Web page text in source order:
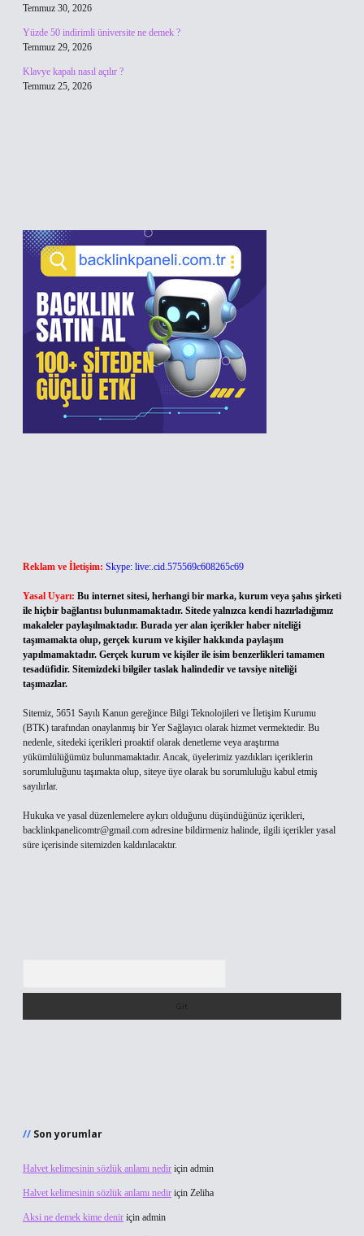
Temmuz 30, 2026
Yüzde 50 indirimli üniversite ne demek ?
Temmuz 29, 2026
Klavye kapalı nasıl açılır ?
Temmuz 25, 2026
Reklam ve İletişim: Skype: live:.cid.575569c608265c69
Yasal Uyarı: Bu internet sitesi, herhangi bir marka, kurum veya şahıs şirketi
ile hiçbir bağlantısı bulunmamaktadır. Sitede yalnızca kendi hazırladığımız
makaleler paylaşılmaktadır. Burada yer alan içerikler haber niteliği
taşımamakta olup, gerçek kurum ve kişiler hakkında paylaşım
yapılmamaktadır. Gerçek kurum ve kişiler ile isim benzerlikleri tamamen
tesadüfidir. Sitemizdeki bilgiler taslak halindedir ve tavsiye niteliği
taşımazlar.
Sitemiz, 5651 Sayılı Kanun gereğince Bilgi Teknolojileri ve İletişim Kurumu
(BTK) tarafından onaylanmış bir Yer Sağlayıcı olarak hizmet vermektedir. Bu
nedenle, sitedeki içerikleri proaktif olarak denetleme veya araştırma
yükümlülüğümüz bulunmamaktadır. Ancak, üyelerimiz yazdıkları içeriklerin
sorumluluğunu taşımakta olup, siteye üye olarak bu sorumluluğu kabul etmiş
sayılırlar.
Hukuka ve yasal düzenlemelere aykırı olduğunu düşündüğünüz içerikleri,
backlinkpanelicomtr@gmail.com adresine bildirmeniz halinde, ilgili içerikler yasal
süre içerisinde sitemizden kaldırılacaktır.
Son yorumlar
Halvet kelimesinin sözlük anlamı nedir için admin
Halvet kelimesinin sözlük anlamı nedir için Zeliha
Aksi ne demek kime denir için admin